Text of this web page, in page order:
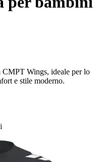
Wings, ideale per lo
e stile moderno.